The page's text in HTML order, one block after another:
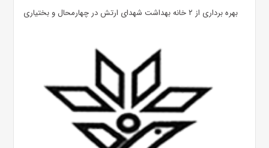
بهره ‌برداری از ۲ خانه بهداشت شهدای ارتش در چهارمحال و بختیاری